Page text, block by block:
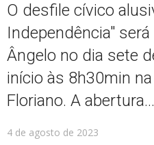
Turismo
Cidade
Meio Ambiente
O desfile cívico
Independência"
Ângelo no dia sete
início às 8h30min na
Floriano. A abertura...
4 de agosto de 2023